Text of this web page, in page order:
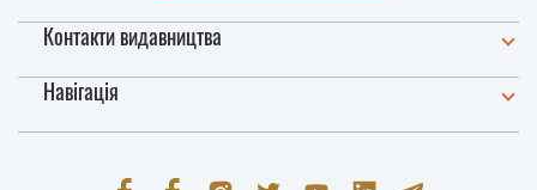
Контакти видавництва
Навігація